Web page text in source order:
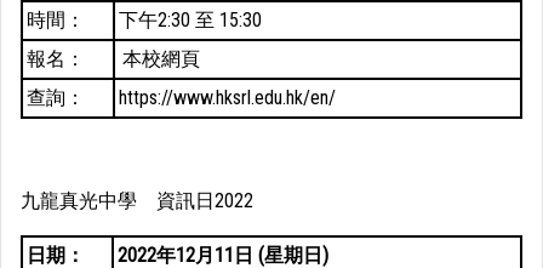
時間：
下午2:30 至 15:30
報名：
本校網頁
查詢：
https://www.hksrl.edu.hk/en/
九龍真光中學 資訊日2022
日期：
2022年12月11日 (星期日)